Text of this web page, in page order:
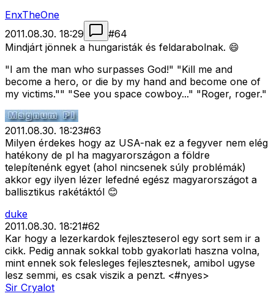
EnxTheOne
2011.08.30. 18:29
#64
Mindjárt jönnek a hungaristák és feldarabolnak. 😄
"I am the man who surpasses God!" "Kill me and
become a hero, or die by my hand and become one of
my victims."" "See you space cowboy..." "Roger, roger."
2011.08.30. 18:23#63
Milyen érdekes hogy az USA-nak ez a fegyver nem elég
hatékony de pl ha magyarországon a földre
telepítenénk egyet (ahol nincsenek súly problémák)
akkor egy ilyen lézer lefedné egész magyarországot a
ballisztikus rakétáktól 😊
duke
2011.08.30. 18:21#62
Kar hogy a lezerkardok fejleszteserol egy sort sem ir a
cikk. Pedig annak sokkal tobb gyakorlati haszna volna,
mint ennek sok felesleges fejlesztesnek, amibol ugyse
lesz semmi, es csak viszik a penzt. <#nyes>
Sir Cryalot